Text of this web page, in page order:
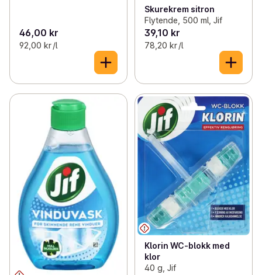
46,00 kr
92,00 kr /l
Skurekrem sitron
Flytende, 500 ml, Jif
39,10 kr
78,20 kr /l
Klorin WC-blokk med
klor
40 g, Jif